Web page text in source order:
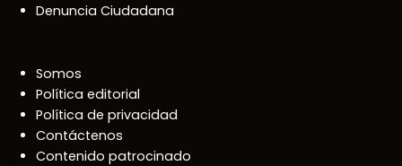
Denuncia Ciudadana
Somos
Política editorial
Política de privacidad
Contáctenos
Contenido patrocinado